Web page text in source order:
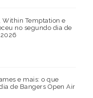
Within Temptation e
no segundo dia de
e mais: o que
de Bangers Open Air